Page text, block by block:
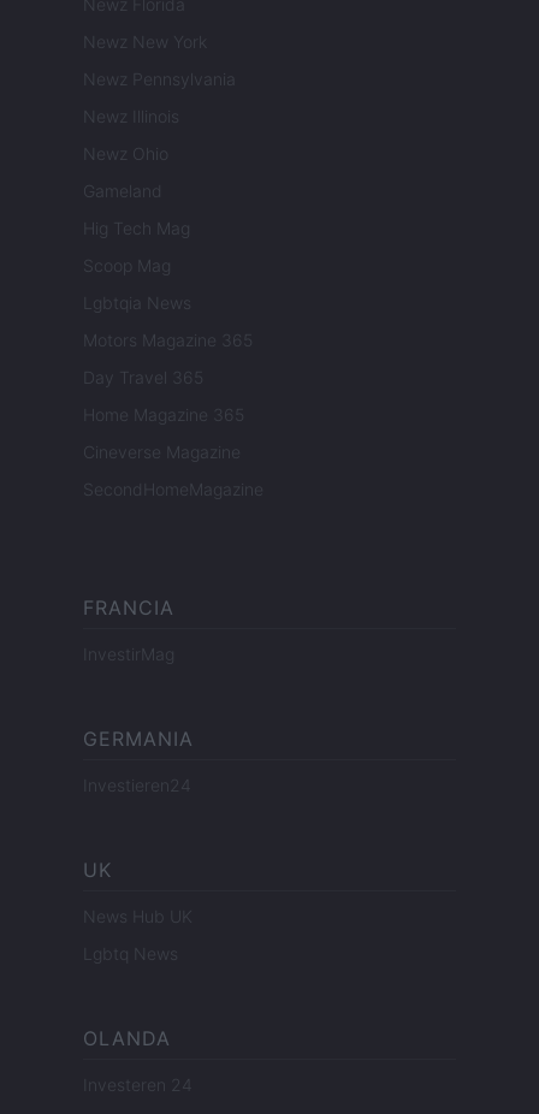
Newz Florida
Newz New York
Newz Pennsylvania
Newz Illinois
Newz Ohio
Gameland
Hig Tech Mag
Scoop Mag
Lgbtqia News
Motors Magazine 365
Day Travel 365
Home Magazine 365
Cineverse Magazine
SecondHomeMagazine
FRANCIA
InvestirMag
GERMANIA
Investieren24
UK
News Hub UK
Lgbtq News
OLANDA
Investeren 24